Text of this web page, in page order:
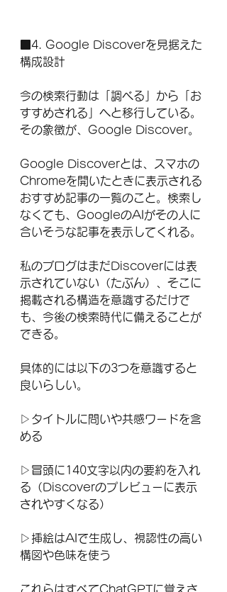
■4. Google Discoverを見据えた
構成設計
今の検索行動は「調べる」から「お
すすめされる」へと移行している。
その象徴が、Google Discover。
Google Discoverとは、スマホの
Chromeを開いたときに表示される
おすすめ記事の一覧のこと。検索し
なくても、GoogleのAIがその人に
合いそうな記事を表示してくれる。
私のブログはまだDiscoverには表
示されていない（たぶん）、そこに
掲載される構造を意識するだけで
も、今後の検索時代に備えることが
できる。
具体的には以下の3つを意識すると
良いらしい。
▷タイトルに問いや共感ワードを含
める
▷冒頭に140文字以内の要約を入れ
る（Discoverのプレビューに表示
されやすくなる）
▷挿絵はAIで生成し、視認性の高い
構図や色味を使う
これらはすべてChatGPTに覚えさ